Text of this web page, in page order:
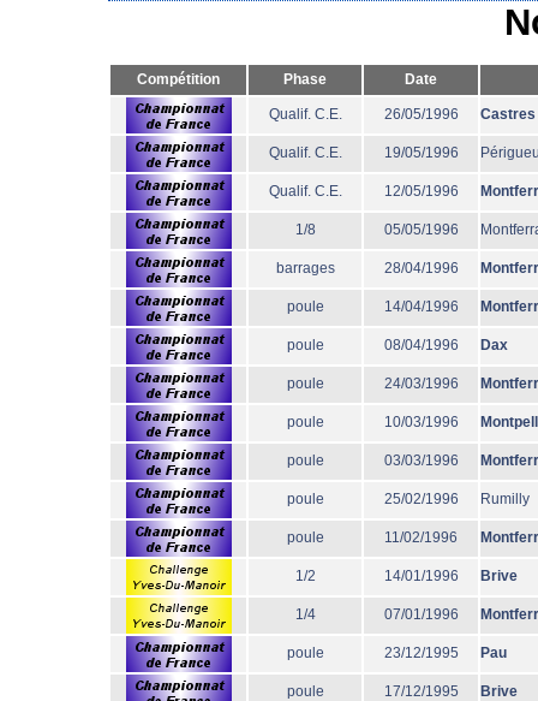
Compétition Phase Date
Qualif. C.E. 26/05/1996 Castres
Qualif. C.E. 19/05/1996
Qualif. C.E. 12/05/1996
1/8 05/05/1996
barrages 28/04/1996
poule 14/04/1996
poule 08/04/1996 Dax
poule 24/03/1996
poule 10/03/1996
poule 03/03/1996
poule 25/02/1996 Rumilly
poule 11/02/1996
1/2 14/01/1996 Brive
1/4 07/01/1996
poule 23/12/1995 Pau
poule 17/12/1995 Brive